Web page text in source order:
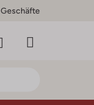
Geschäfte